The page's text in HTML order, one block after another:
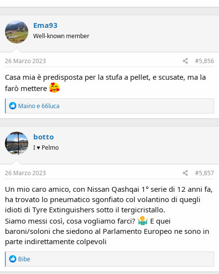
Ema93
Well-known member
26 Marzo 2023 #5,856
Casa mia è predisposta per la stufa a pellet, e scusate, ma la
farò mettere
R
e
a
t
i
o
n
:
Mainoe66luca
botto
I ♥ Pelmo
26 Marzo 2023 #5,857
Un mio caro amico, con Nissan Qashqai 1° serie di 12 anni fa,
ha trovato lo pneumatico sgonfiato col volantino di quegli
idioti di Tyre Extinguishers sotto il tergicristallo.
Siamo messi così, cosa vogliamo farci?
E quei
baroni/soloni che siedono al Parlamento Europeo ne sono in
parte indirettamente colpevoli
R
e
Bibe